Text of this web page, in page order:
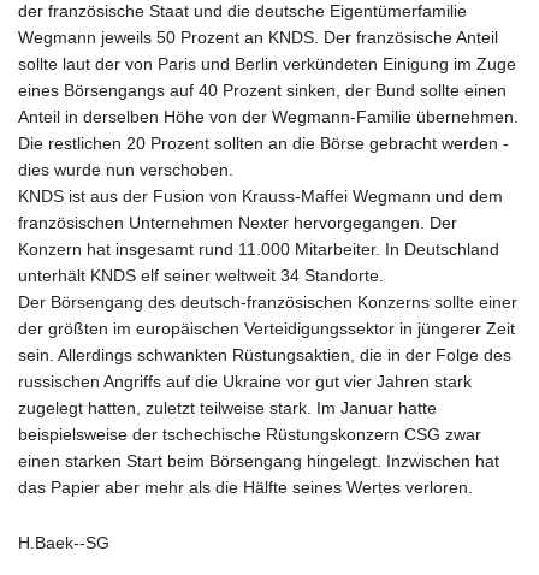
der französische Staat und die deutsche Eigentümerfamilie
Wegmann jeweils 50 Prozent an KNDS. Der französische Anteil
sollte laut der von Paris und Berlin verkündeten Einigung im Zuge
eines Börsengangs auf 40 Prozent sinken, der Bund sollte einen
Anteil in derselben Höhe von der Wegmann-Familie übernehmen.
Die restlichen 20 Prozent sollten an die Börse gebracht werden -
dies wurde nun verschoben.
KNDS ist aus der Fusion von Krauss-Maffei Wegmann und dem
französischen Unternehmen Nexter hervorgegangen. Der
Konzern hat insgesamt rund 11.000 Mitarbeiter. In Deutschland
unterhält KNDS elf seiner weltweit 34 Standorte.
Der Börsengang des deutsch-französischen Konzerns sollte einer
der größten im europäischen Verteidigungssektor in jüngerer Zeit
sein. Allerdings schwankten Rüstungsaktien, die in der Folge des
russischen Angriffs auf die Ukraine vor gut vier Jahren stark
zugelegt hatten, zuletzt teilweise stark. Im Januar hatte
beispielsweise der tschechische Rüstungskonzern CSG zwar
einen starken Start beim Börsengang hingelegt. Inzwischen hat
das Papier aber mehr als die Hälfte seines Wertes verloren.
H.Baek--SG